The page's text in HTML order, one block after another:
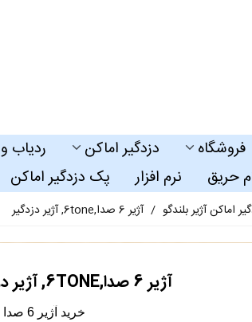
فروشگاه دزدگیر اماکن ردیاب و GPS
حریق نرم افزار پک دزدگیر اماکن
اماکن آژیر بلندگو / آژیر 6 صدا,6tone, آژیر دزدگیر
آژیر 6 صدا,6TONE, آژیر دزدگیر
خرید آژیر 6 صدا مناسب دزدگیر خودرو